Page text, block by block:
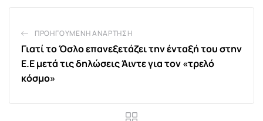
ΠΡΟΗΓΟΎΜΕΝΗ ΑΝΆΡΤΗΣΗ
Γιατί το Όσλο επανεξετάζει την ένταξή του στην
Ε.Ε μετά τις δηλώσεις Άιντε για τον «τρελό
κόσμο»